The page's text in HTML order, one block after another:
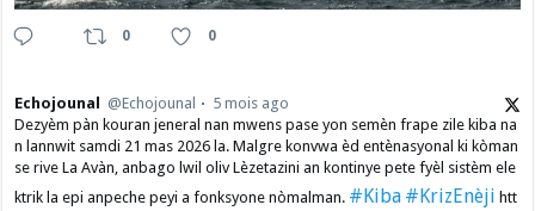
0 0
Echojounal @Echojounal
5 mois ago
Dezyèm pàn kouran jeneral nan mwens pase yon semèn frape zile kiba na
n lannwit samdi 21 mas 2026 la. Malgre konvwa èd entènasyonal ki kòman
se rive La Avàn, anbago lwil oliv Lèzetazini an kontinye pete fyèl sistèm ele
ktrik la epi anpeche peyi a fonksyone nòmalman. #Kiba #KrizEnèji htt